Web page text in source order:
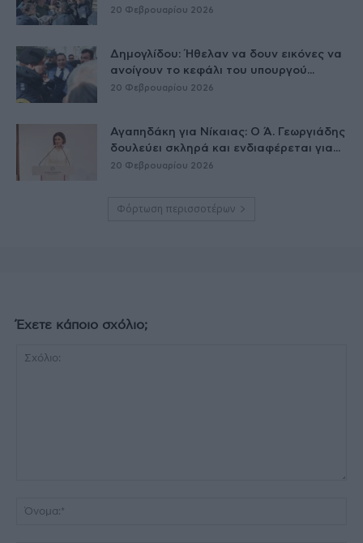
20 Φεβρουαρίου 2026
Δημογλίδου: Ήθελαν να δουν εικόνες να
ανοίγουν το κεφάλι του υπουργού...
20 Φεβρουαρίου 2026
Αγαπηδάκη για Νίκαιας: Ο Ά. Γεωργιάδης
δουλεύει σκληρά και ενδιαφέρεται για...
20 Φεβρουαρίου 2026
Φόρτωση περισσοτέρων
Έχετε κάποιο σχόλιο;